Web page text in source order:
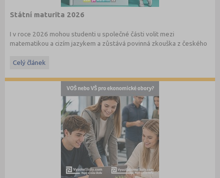
Státní maturita 2026
I v roce 2026 mohou studenti u společné části volit mezi
matematikou a cizím jazykem a zůstává povinná zkouška z českého
informacemi.
Celý článek